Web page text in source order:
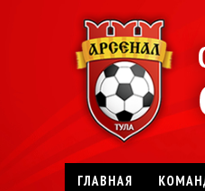
ГЛАВНАЯ